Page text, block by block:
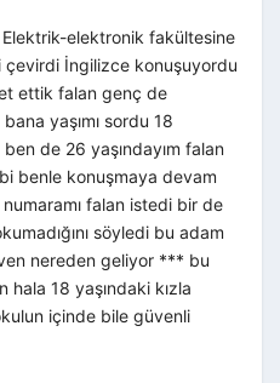
elektronik fakültesine
İngilizce konuşuyordu
ettik falan genç de
yaşımı sordu 18
de 26 yaşındayım falan
benle konuşmaya devam
falan istedi bir de
söyledi bu adam
nereden geliyor *** bu
hala 18 yaşındaki kızla
içinde bile güvenli